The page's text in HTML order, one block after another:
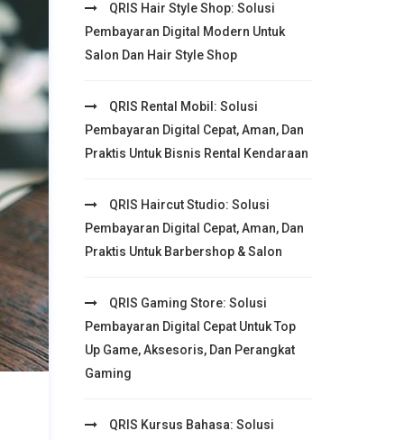
QRIS Hair Style Shop: Solusi
Pembayaran Digital Modern Untuk
Salon Dan Hair Style Shop
QRIS Rental Mobil: Solusi
Pembayaran Digital Cepat, Aman, Dan
Praktis Untuk Bisnis Rental Kendaraan
QRIS Haircut Studio: Solusi
Pembayaran Digital Cepat, Aman, Dan
Praktis Untuk Barbershop & Salon
QRIS Gaming Store: Solusi
Pembayaran Digital Cepat Untuk Top
Up Game, Aksesoris, Dan Perangkat
Gaming
QRIS Kursus Bahasa: Solusi